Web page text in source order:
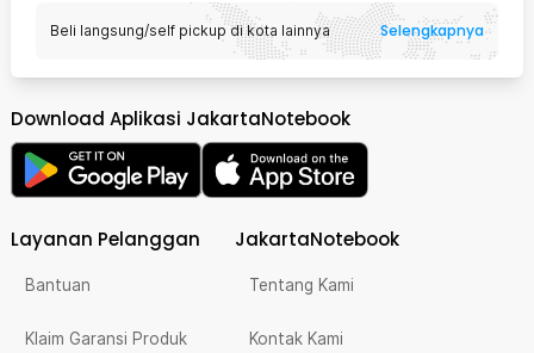
Beli langsung/self pickup di kota lainnya Selengkapnya
Download Aplikasi JakartaNotebook
Layanan Pelanggan
Bantuan
Klaim Garansi Produk
JakartaNotebook
Tentang Kami
Kontak Kami